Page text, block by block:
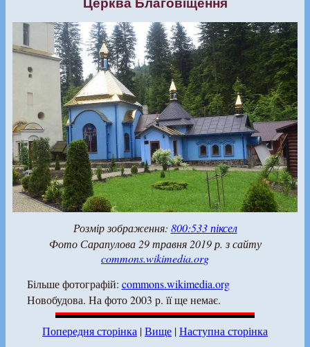
Церква Благовіщення
Розмір зображення: 800:533 піксел
Фото Сарапулова 29 травня 2019 р. з сайту
commons.wikimedia.org
Більше фотографій: commons.wikimedia.org
Новобудова. На фото 2003 р. її ще немає.
Попередня сторінка |Вище |Наступна сторінка